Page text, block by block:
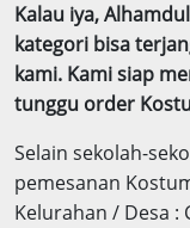
Kalau iya,
kategori bisa
kami. Kami siap
tunggu order
Selain sekolah-
pemesanan
Kelurahan / Desa :